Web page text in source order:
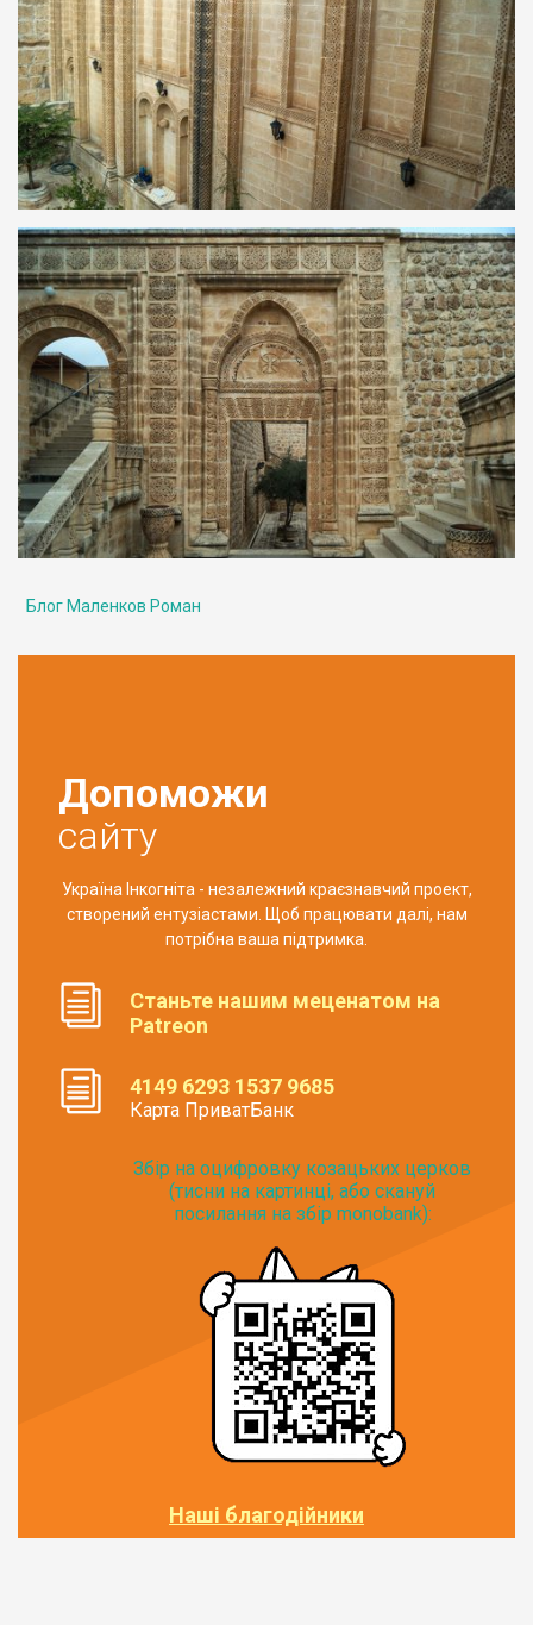
Блог Маленков Роман
Допоможи
сайту
Україна Інкогніта - незалежний краєзнавчий проект,
створений ентузіастами. Щоб працювати далі, нам
потрібна ваша підтримка.
Станьте нашим меценатом на
Patreon
4149 6293 1537 9685
Карта ПриватБанк
Збір на оцифровку козацьких церков
(тисни на картинці, або скануй
посилання на збір monobank):
Наші благодійники